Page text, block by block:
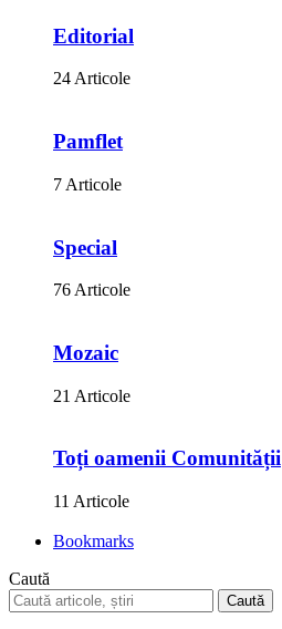
Editorial
24 Articole
Pamflet
7 Articole
Special
76 Articole
Mozaic
21 Articole
Toți oamenii Comunității
11 Articole
Bookmarks
Caută